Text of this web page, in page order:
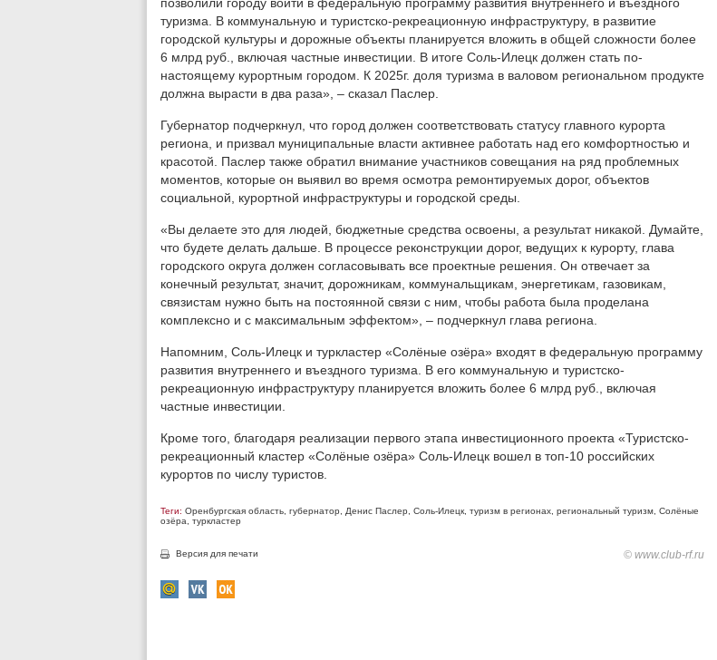
туризма. В коммунальную и туристско-рекреационную инфраструктуру, в развитие
городской культуры и дорожные объекты планируется вложить в общей сложности более
6 млрд руб., включая частные инвестиции. В итоге Соль-Илецк должен стать по-
настоящему курортным городом. К 2025г. доля туризма в валовом региональном продукте
должна вырасти в два раза», – сказал Паслер.
Губернатор подчеркнул, что город должен соответствовать статусу главного курорта
региона, и призвал муниципальные власти активнее работать над его комфортностью и
красотой. Паслер также обратил внимание участников совещания на ряд проблемных
моментов, которые он выявил во время осмотра ремонтируемых дорог, объектов
социальной, курортной инфраструктуры и городской среды.
«Вы делаете это для людей, бюджетные средства освоены, а результат никакой. Думайте,
что будете делать дальше. В процессе реконструкции дорог, ведущих к курорту, глава
городского округа должен согласовывать все проектные решения. Он отвечает за
конечный результат, значит, дорожникам, коммунальщикам, энергетикам, газовикам,
связистам нужно быть на постоянной связи с ним, чтобы работа была проделана
комплексно и с максимальным эффектом», – подчеркнул глава региона.
Напомним, Соль-Илецк и туркластер «Солёные озёра» входят в федеральную программу
развития внутреннего и въездного туризма. В его коммунальную и туристско-
рекреационную инфраструктуру планируется вложить более 6 млрд руб., включая
частные инвестиции.
Кроме того, благодаря реализации первого этапа инвестиционного проекта «Туристско-
рекреационный кластер «Солёные озёра» Соль-Илецк вошел в топ-10 российских
курортов по числу туристов.
Теги: Оренбургская область губернатор Денис Паслер Соль-Илецк туризм в регионах региональный туризм Солёные
озёра
туркластер
Версия для печати © www.club-rf.ru